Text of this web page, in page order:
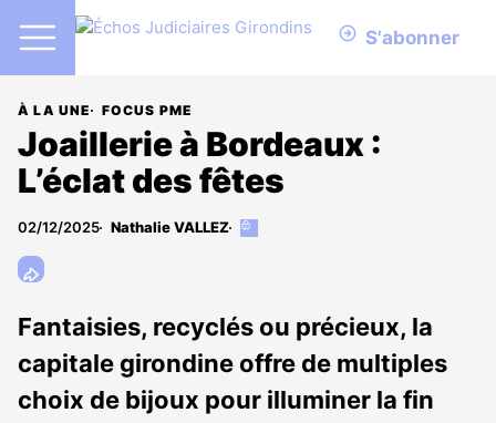
S'abonner
À LA UNE FOCUS PME
Joaillerie à Bordeaux :
L’éclat des fêtes
02/12/2025 Nathalie VALLEZ
Cet
abonnés
Fantaisies, recyclés ou précieux, la
capitale girondine offre de multiples
choix de bijoux pour illuminer la fin